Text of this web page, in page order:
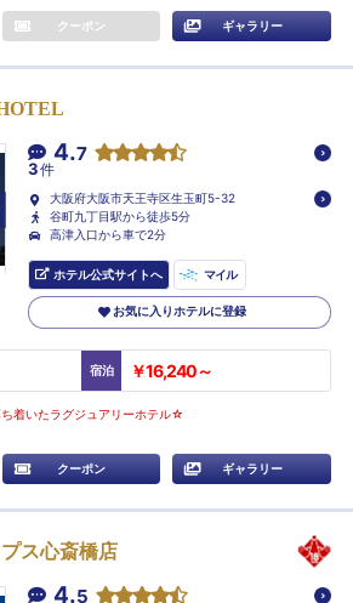
クーポン ギャラリー
4.7
3件
大阪府大阪市天王寺区生玉町5-32
谷町九丁目駅から徒歩5分
高津入口から車で2分
ホテル公式サイトへ マイル
お気に入りホテルに登録
宿泊 ￥16,240～
着いたラグジュアリーホテル☆
クーポン ギャラリー
ス心斎橋店
4.5